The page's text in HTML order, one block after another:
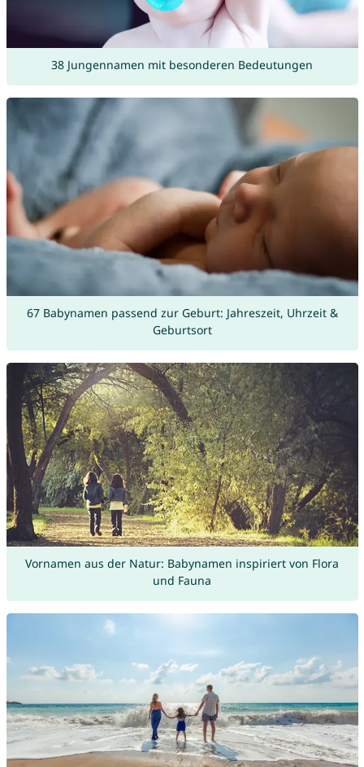
38 Jungennamen mit besonderen Bedeutungen
67 Babynamen passend zur Geburt: Jahreszeit, Uhrzeit &
Geburtsort
Vornamen aus der Natur: Babynamen inspiriert von Flora
und Fauna